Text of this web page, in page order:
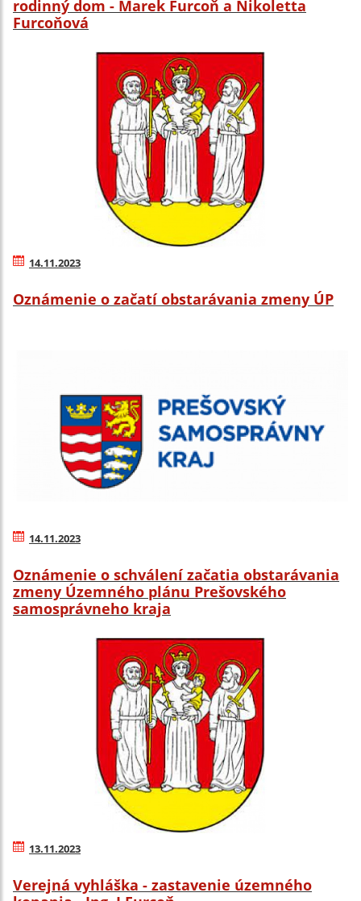
rodinný dom - Marek Furcoň a Nikoletta
Furcoňová
14.11.2023
Oznámenie o začatí obstarávania zmeny ÚP
14.11.2023
Oznámenie o schválení začatia obstarávania
zmeny Územného plánu Prešovského
samosprávneho kraja
13.11.2023
Verejná vyhláška - zastavenie územného